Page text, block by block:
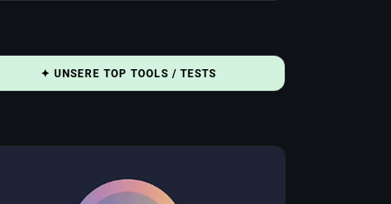
✦ UNSERE TOP TOOLS / TESTS